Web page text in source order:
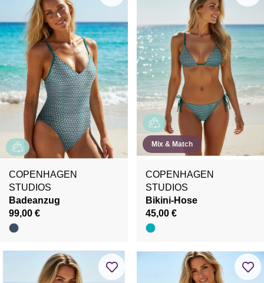
COPENHAGEN
STUDIOS
Badeanzug
99,00 €
Mix & Match
COPENHAGEN
STUDIOS
Bikini-Hose
45,00 €